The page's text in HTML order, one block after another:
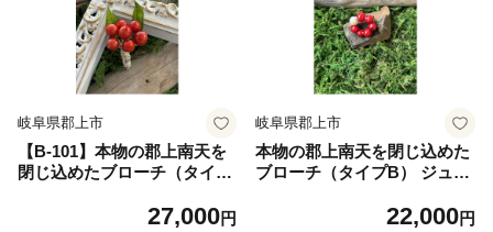
岐阜県郡上市
【B-101】本物の郡上南天を
閉じ込めたブローチ（タイプ
レディースジュエリー アクセ
27,000円
岐阜県郡上市
本物の郡上南天を閉じ込めた
ブローチ（タイプB） ジュエ
スジュエリー アクセサリー
22,000円